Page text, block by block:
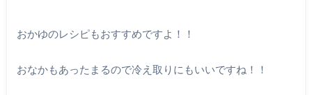
おかゆのレシピもおすすめですよ！！
おなかもあったまるので冷え取りにもいいですね！！